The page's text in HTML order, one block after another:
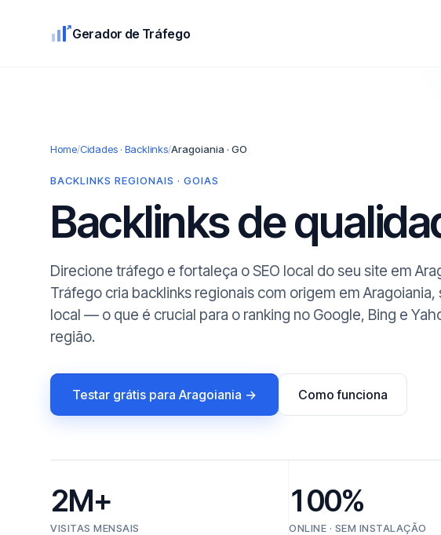
Gerador de Tráfego
Home/Cidades · Backlinks/Aragoiania · GO
BACKLINKS REGIONAIS · GOIAS
Backlinks de
Direcione tráfego e fortaleça o SEO local do seu site em
Tráfego cria backlinks regionais com origem em
local — o que é crucial para o ranking no Google, Bing e
região.
Testar grátis para Aragoiania → Como funciona
2M+
VISITAS MENSAIS
100%
ONLINE · SEM INSTALAÇÃO